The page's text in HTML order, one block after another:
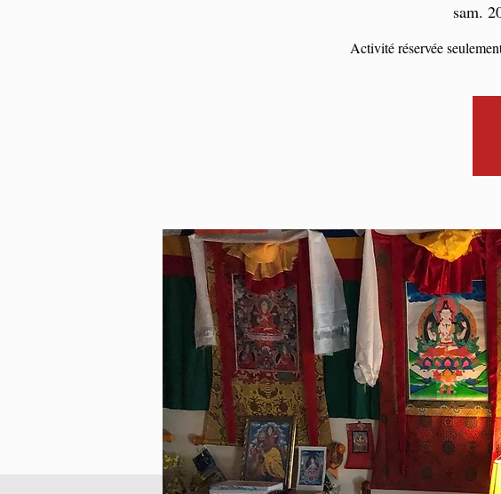
sam.
Activité réservée